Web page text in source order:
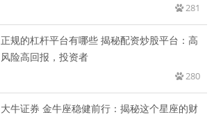
281
正规的杠杆平台有哪些 揭秘配资炒股平台：高
风险高回报，投资者
280
大牛证券 金牛座稳健前行：揭秘这个星座的财